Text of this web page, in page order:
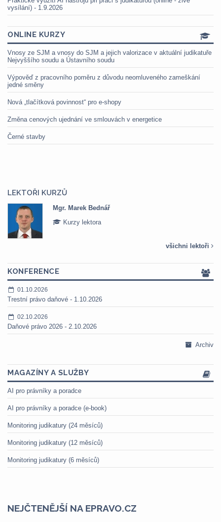
vysílání) - 1.9.2026
ONLINE KURZY
Vnosy ze SJM a vnosy do SJM a jejich valorizace v aktuální judikatuře
Nejvyššího soudu a Ústavního soudu
Výpověď z pracovního poměru z důvodu neomluveného zameškání
jedné směny
Nová „tlačítková povinnost“ pro e-shopy
Změna cenových ujednání ve smlouvách v energetice
Černé stavby
LEKTOŘI KURZŮ
Mgr. Veronika Pázmányová
Kurzy lektora
všichni lektoři
KONFERENCE
01.10.2026
Trestní právo daňové - 1.10.2026
02.10.2026
Daňové právo 2026 - 2.10.2026
Archiv
MAGAZÍNY A SLUŽBY
AI pro právníky a poradce
AI pro právníky a poradce (e-book)
Monitoring judikatury (24 měsíců)
Monitoring judikatury (12 měsíců)
Monitoring judikatury (6 měsíců)
NEJČTENĚJŠÍ NA EPRAVO.CZ